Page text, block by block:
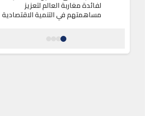
لفائدة مغاربة العالم لتعزيز
مساهمتهم في التنمية الاقتصادية
حكومة سانشيز تقرر تأجيل زيارة
المحتلة